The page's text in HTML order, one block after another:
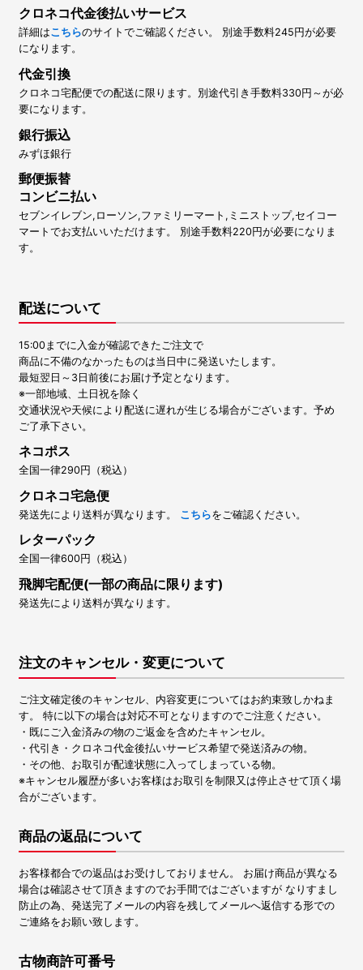
クロネコ代金後払いサービス
詳細はこちらのサイトでご確認ください。 別途手数料245円が必要
になります。
代金引換
クロネコ宅配便での配送に限ります。別途代引き手数料330円～が必
要になります。
銀行振込
みずほ銀行
郵便振替
コンビニ払い
セブンイレブン,ローソン,ファミリーマート,ミニストップ,セイコー
マートでお支払いいただけます。 別途手数料220円が必要になりま
す。
配送について
15:00までに入金が確認できたご注文で
商品に不備のなかったものは当日中に発送いたします。
最短翌日～3日前後にお届け予定となります。
※一部地域、土日祝を除く
交通状況や天候により配送に遅れが生じる場合がございます。予め
ご了承下さい。
ネコポス
全国一律290円（税込）
クロネコ宅急便
発送先により送料が異なります。 こちらをご確認ください。
レターパック
全国一律600円（税込）
飛脚宅配便(一部の商品に限ります)
発送先により送料が異なります。
注文のキャンセル・変更について
ご注文確定後のキャンセル、内容変更についてはお約束致しかねま
す。 特に以下の場合は対応不可となりますのでご注意ください。
・既にご入金済みの物のご返金を含めたキャンセル。
・代引き・クロネコ代金後払いサービス希望で発送済みの物。
・その他、お取引が配達状態に入ってしまっている物。
※キャンセル履歴が多いお客様はお取引を制限又は停止させて頂く場
合がございます。
商品の返品について
お客様都合での返品はお受けしておりません。 お届け商品が異なる
場合は確認させて頂きますのでお手間ではございますが なりすまし
防止の為、発送完了メールの内容を残してメールへ返信する形での
ご連絡をお願い致します。
古物商許可番号